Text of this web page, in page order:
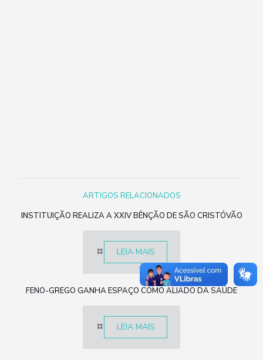
ARTIGOS RELACIONADOS
INSTITUIÇÃO REALIZA A XXIV BÊNÇÃO DE SÃO CRISTÓVÃO
LEIA MAIS
FENO-GREGO GANHA ESPAÇO COMO ALIADO DA SAÚDE
LEIA MAIS